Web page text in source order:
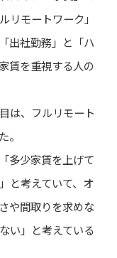
リモートワーク」
出社勤務」と「ハ
賃を重視する人の
は、フルリモート
。
多少家賃を上げて
と考えていて、オ
や間取りを求めな
い」と考えている